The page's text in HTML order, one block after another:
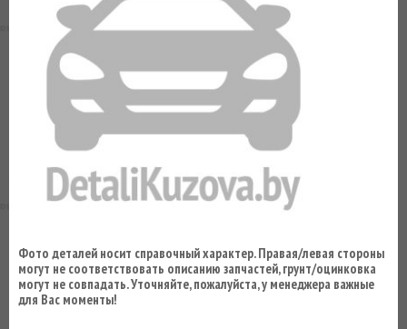
Фото деталей носит справочный характер. Правая/левая стороны
могут не соответствовать описанию запчастей, грунт/оцинковка
могут не совпадать. Уточняйте, пожалуйста, у менеджера важные
для Вас моменты!